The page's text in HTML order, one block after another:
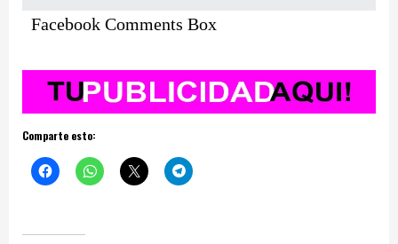
Facebook Comments Box
Comparte esto: